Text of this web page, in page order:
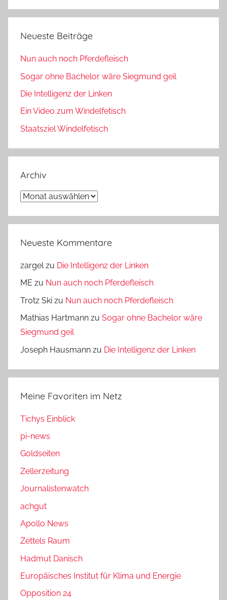
Neueste Beiträge
Nun auch noch Pferdefleisch
Sogar ohne Bachelor wäre Siegmund geil
Die Intelligenz der Linken
Ein Video zum Windelfetisch
Staatsziel Windelfetisch
Archiv
Archiv
Neueste Kommentare
zargelzu Die Intelligenz der Linken
ME zu Nun auch noch Pferdefleisch
Trotz Ski zu Nun auch noch Pferdefleisch
Mathias Hartmann zu Sogar ohne Bachelor wäre
Siegmund geil
Joseph Hausmann zu Die Intelligenz der Linken
Meine Favoriten im Netz
Tichys Einblick
pi-news
Goldseiten
Zellerzeitung
Journalistenwatch
achgut
Apollo News
Zettels Raum
Hadmut Danisch
Europäisches Institut für Klima und Energie
Opposition 24